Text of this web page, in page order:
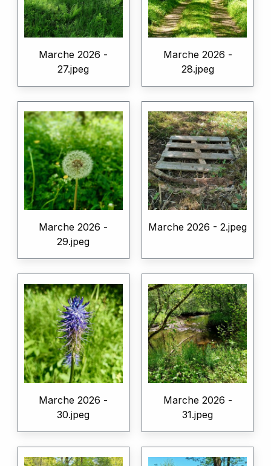
Marche 2026 -
27.jpeg
Marche 2026 -
28.jpeg
Marche 2026 -
29.jpeg
Marche 2026 - 2.jpeg
Marche 2026 -
30.jpeg
Marche 2026 -
31.jpeg